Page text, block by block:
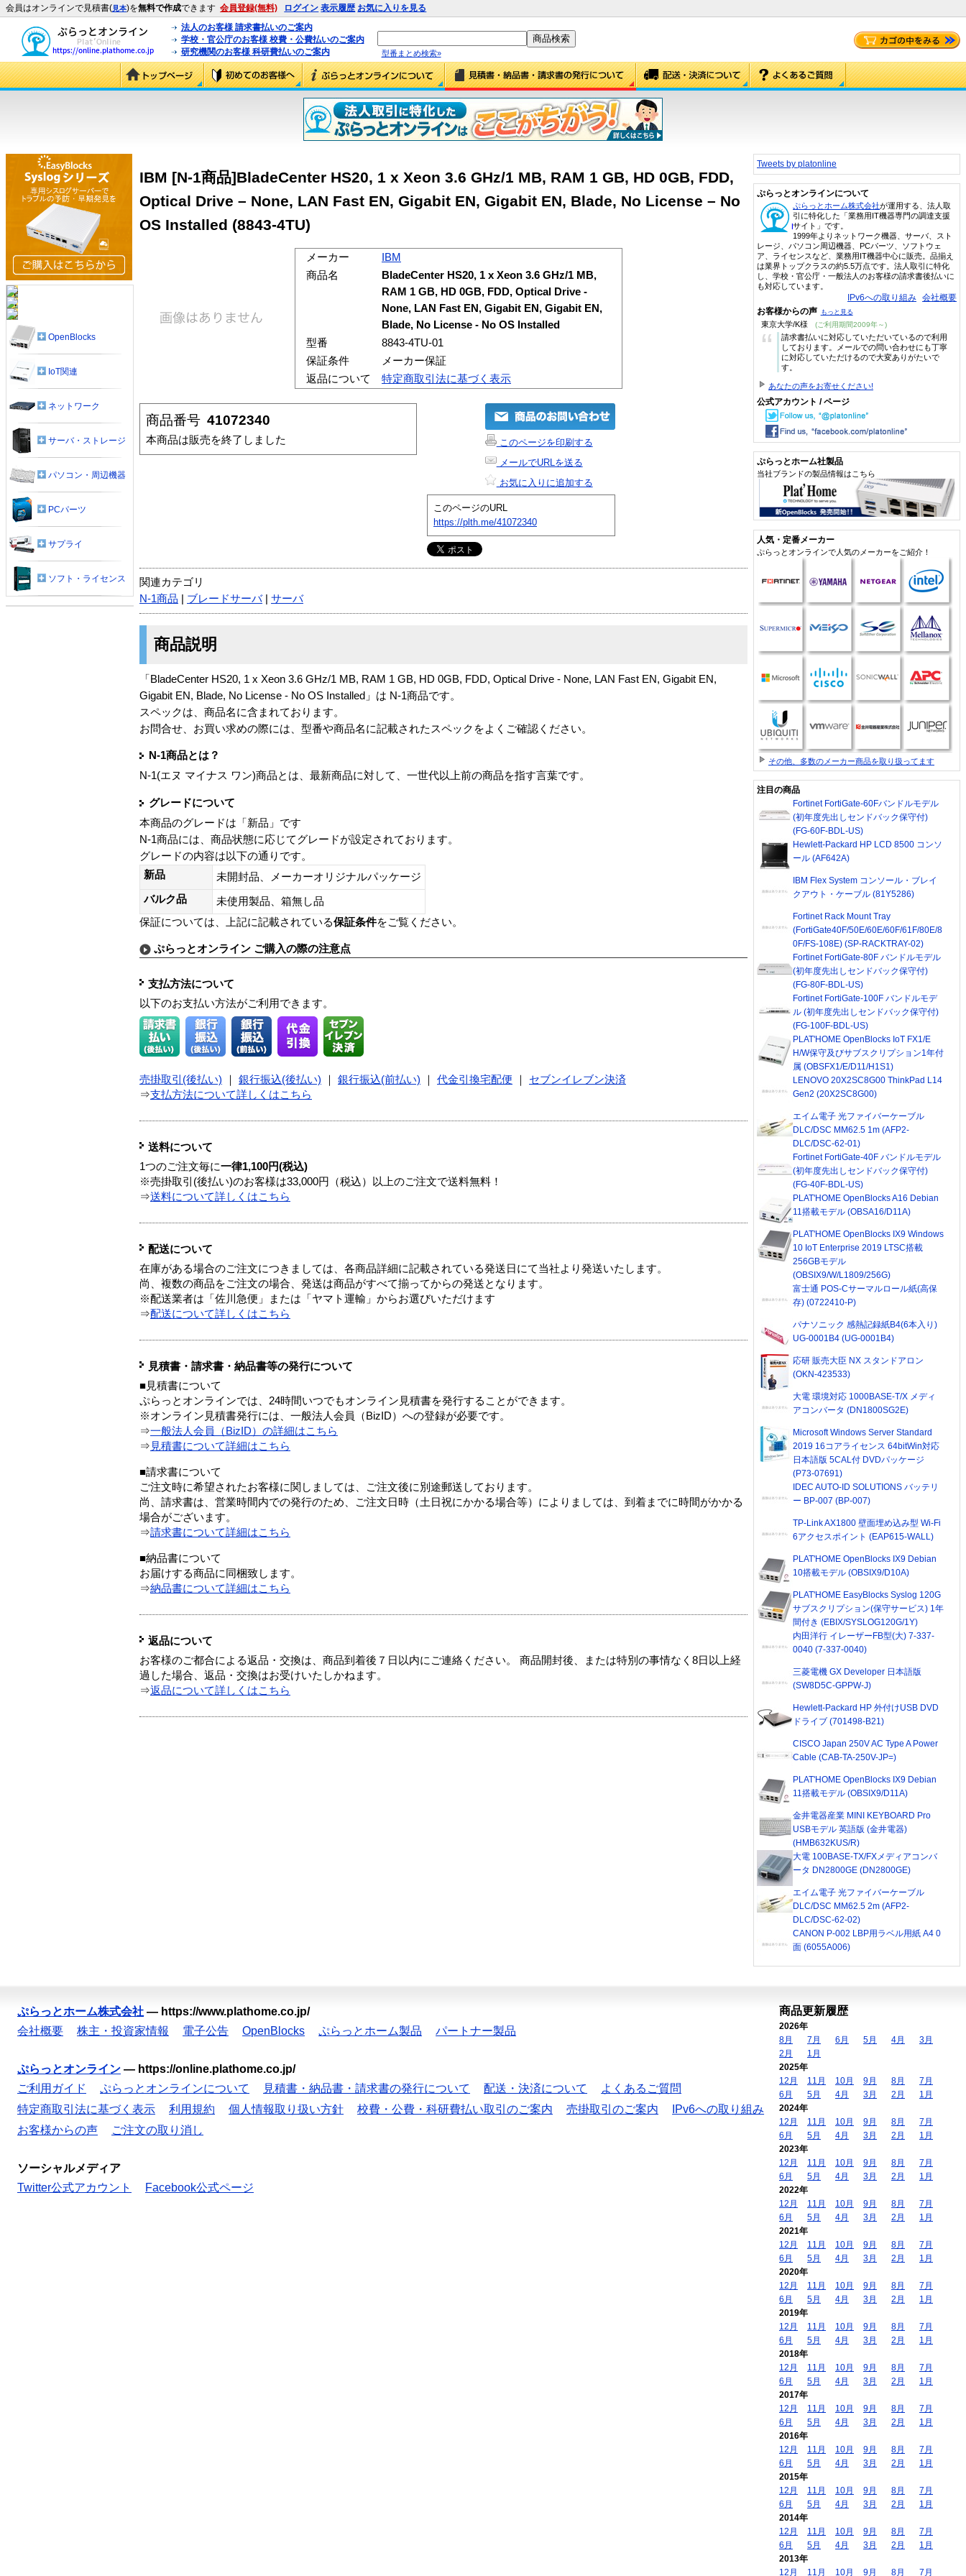
会員はオンラインで見積書(見本)を無料で作成できます 会員登録(無料) ログイン 表示履歴 お気に入りを見る
法人のお客様 請求書払いのご案内
学校・官公庁のお客様 校費・公費払いのご案内
研究機関のお客様 科研費払いのご案内
型番まとめ検索»
IBM [N-1商品]BladeCenter HS20, 1 x Xeon 3.6 GHz/1 MB, RAM 1 GB, HD 0GB, FDD,
Optical Drive – None, LAN Fast EN, Gigabit EN, Gigabit EN, Blade, No License – No
OS Installed (8843-4TU)
メーカー
IBM
商品名
BladeCenter HS20, 1 x Xeon 3.6 GHz/1 MB,
RAM 1 GB, HD 0GB, FDD, Optical Drive -
None, LAN Fast EN, Gigabit EN, Gigabit EN,
Blade, No License - No OS Installed
型番
8843-4TU-01
保証条件
メーカー保証
返品について
特定商取引法に基づく表示
商品番号 41072340
本商品は販売を終了しました
このページを印刷する
メールでURLを送る
お気に入りに追加する
このページのURL
https://plth.me/41072340
関連カテゴリ
N-1商品
ブレードサーバ| サーバ
商品説明
「BladeCenter HS20, 1 x Xeon 3.6 GHz/1 MB, RAM 1 GB, HD 0GB, FDD, Optical Drive - None, LAN Fast EN, Gigabit EN,
Gigabit EN, Blade, No License - No OS Installed」は N-1商品です。
スペックは、商品名に含まれております。
お問合せ、お買い求めの際には、型番や商品名に記載されたスペックをよくご確認ください。
N-1商品とは？
N-1(エヌ マイナス ワン)商品とは、最新商品に対して、一世代以上前の商品を指す言葉です。
グレードについて
本商品のグレードは「新品」です
N-1商品には、商品状態に応じてグレードが設定されております。
グレードの内容は以下の通りです。
新品
未開封品、メーカーオリジナルパッケージ
バルク品
未使用製品、箱無し品
保証については、上記に記載されている保証条件をご覧ください。
ぷらっとオンライン ご購入の際の注意点
支払方法について
以下のお支払い方法がご利用できます。
売掛取引(後払い) 銀行振込(後払い) 銀行振込(前払い) 代金引換宅配便
セブンイレブン決済
⇒支払方法について詳しくはこちら
送料について
1つのご注文毎に一律1,100円(税込)
※売掛取引(後払い)のお客様は33,000円（税込）以上のご注文で送料無料！
⇒送料について詳しくはこちら
配送について
在庫がある場合のご注文につきましては、各商品詳細に記載されている発送日にて当社より発送いたします。
尚、複数の商品をご注文の場合、発送は商品がすべて揃ってからの発送となります。
※配送業者は「佐川急便」または「ヤマト運輸」からお選びいただけます
⇒配送について詳しくはこちら
見積書・請求書・納品書等の発行について
■見積書について
ぷらっとオンラインでは、24時間いつでもオンライン見積書を発行することができます。
※オンライン見積書発行には、一般法人会員（BizID）への登録が必要です。
⇒一般法人会員（BizID）の詳細はこちら
⇒ 見積書について詳細はこちら
■請求書について
ご注文時に希望されたお客様に関しましては、ご注文後に別途郵送しております。
尚、請求書は、営業時間内での発行のため、ご注文日時（土日祝にかかる場合等）によりましては、到着までに時間がかかる
場合がございます。
⇒請求書について詳細はこちら
■納品書について
お届けする商品に同梱致します。
⇒納品書について詳細はこちら
返品について
お客様のご都合による返品・交換は、商品到着後７日以内にご連絡ください。 商品開封後、または特別の事情なく8日以上経
過した場合、返品・交換はお受けいたしかねます。
⇒返品について詳しくはこちら
OpenBlocks
IoT関連
ネットワーク
サーバ・ストレージ
パソコン・周辺機器
PCパーツ
サプライ
ソフト・ライセンス
Tweets by platonline
ぷらっとオンラインについて
ぷらっとホーム株式会社が運用する、法人取
引に特化した「業務用IT機器専門の調達支援
サイト」です。
1999年よりネットワーク機器、サーバ、スト
レージ、パソコン周辺機器、PCパーツ、ソフトウェ
ア、ライセンスなど、業務用IT機器中心に販売。品揃え
は業界トップクラスの約5.5万点です。法人取引に特化
し、学校・官公庁・一般法人のお客様の請求書後払いに
も対応しています。
IPv6への取り組み 会社概要
お客様からの声 もっと見る
東京大学/K様 (ご利用期間2009年～)
“
請求書払いに対応していただいているので利用
しております。メールでの問い合わせにも丁寧
に対応していただけるので大変ありがたいで
す。
あなたの声をお寄せください!
公式アカウント / ページ
ぷらっとホーム社製品
当社ブランドの製品情報はこちら
人気・定番メーカー
ぷらっとオンラインで人気のメーカーをご紹介！
その他、多数のメーカー商品を取り扱ってます
注目の商品
Fortinet FortiGate-60Fバンドルモデル
(初年度先出しセンドバック保守付)
(FG-60F-BDL-US)
Hewlett-Packard HP LCD 8500 コンソ
ール (AF642A)
IBM Flex System コンソール・ブレイ
クアウト・ケーブル (81Y5286)
Fortinet Rack Mount Tray
(FortiGate40F/50E/60E/60F/61F/80E/8
0F/FS-108E) (SP-RACKTRAY-02)
Fortinet FortiGate-80F バンドルモデル
(初年度先出しセンドバック保守付)
(FG-80F-BDL-US)
Fortinet FortiGate-100F バンドルモデ
ル (初年度先出しセンドバック保守付)
(FG-100F-BDL-US)
PLAT'HOME OpenBlocks IoT FX1/E
H/W保守及びサブスクリプション1年付
属 (OBSFX1/E/D11/H1S1)
LENOVO 20X2SC8G00 ThinkPad L14
Gen2 (20X2SC8G00)
エイム電子 光ファイバーケーブル
DLC/DSC MM62.5 1m (AFP2-
DLC/DSC-62-01)
Fortinet FortiGate-40F バンドルモデル
(初年度先出しセンドバック保守付)
(FG-40F-BDL-US)
PLAT'HOME OpenBlocks A16 Debian
11搭載モデル (OBSA16/D11A)
PLAT'HOME OpenBlocks IX9 Windows
10 IoT Enterprise 2019 LTSC搭載
256GBモデル
(OBSIX9/W/L1809/256G)
富士通 POS-Cサーマルロール紙(高保
存) (0722410-P)
パナソニック 感熱記録紙B4(6本入り)
UG-0001B4 (UG-0001B4)
応研 販売大臣 NX スタンドアロン
(OKN-423533)
大電 環境対応 1000BASE-T/X メディ
アコンバータ (DN1800SG2E)
Microsoft Windows Server Standard
2019 16コアライセンス 64bitWin対応
日本語版 5CAL付 DVDパッケージ
(P73-07691)
IDEC AUTO-ID SOLUTIONS バッテリ
ー BP-007 (BP-007)
TP-Link AX1800 壁面埋め込み型 Wi-Fi
6アクセスポイント (EAP615-WALL)
PLAT'HOME OpenBlocks IX9 Debian
10搭載モデル (OBSIX9/D10A)
PLAT'HOME EasyBlocks Syslog 120G
サブスクリプション(保守サービス) 1年
間付き (EBIX/SYSLOG120G/1Y)
内田洋行 イレーザーFB型(大) 7-337-
0040 (7-337-0040)
三菱電機 GX Developer 日本語版
(SW8D5C-GPPW-J)
Hewlett-Packard HP 外付けUSB DVD
ドライブ (701498-B21)
CISCO Japan 250V AC Type A Power
Cable (CAB-TA-250V-JP=)
PLAT'HOME OpenBlocks IX9 Debian
11搭載モデル (OBSIX9/D11A)
金井電器産業 MINI KEYBOARD Pro
USBモデル 英語版 (金井電器)
(HMB632KUS/R)
大電 100BASE-TX/FXメディアコンバ
ータ DN2800GE (DN2800GE)
エイム電子 光ファイバーケーブル
DLC/DSC MM62.5 2m (AFP2-
DLC/DSC-62-02)
CANON P-002 LBP用ラベル用紙 A4 0
面 (6055A006)
ぷらっとホーム株式会社 — https://www.plathome.co.jp/
会社概要
株主・投資家情報 電子公告 OpenBlocks ぷらっとホーム製品 パートナー製品
ぷらっとオンライン — https://online.plathome.co.jp/
ご利用ガイド
ぷらっとオンラインについて 見積書・納品書・請求書の発行について 配送・決済について
よくあるご質問
特定商取引法に基づく表示
利用規約 個人情報取り扱い方針 校費・公費・科研費払い取引のご案内 売掛取引のご案内
IPv6への取り組み
お客様からの声
ご注文の取り消し
ソーシャルメディア
Twitter公式アカウント
Facebook公式ページ
商品更新履歴
2026年
8月
7月 6月 5月 4月
3月
2月
1月
2025年
12月
11月 10月 9月 8月
7月
6月
5月 4月 3月 2月
1月
2024年
12月
11月 10月 9月 8月
7月
6月
5月 4月 3月 2月
1月
2023年
12月
11月 10月 9月 8月
7月
6月
5月 4月 3月 2月
1月
2022年
12月
11月 10月 9月 8月
7月
6月
5月 4月 3月 2月
1月
2021年
12月
11月 10月 9月 8月
7月
6月
5月 4月 3月 2月
1月
2020年
12月
11月 10月 9月 8月
7月
6月
5月 4月 3月 2月
1月
2019年
12月
11月 10月 9月 8月
7月
6月
5月 4月 3月 2月
1月
2018年
12月
11月 10月 9月 8月
7月
6月
5月 4月 3月 2月
1月
2017年
12月
11月 10月 9月 8月
7月
6月
5月 4月 3月 2月
1月
2016年
12月
11月 10月 9月 8月
7月
6月
5月 4月 3月 2月
1月
2015年
12月
11月 10月 9月 8月
7月
6月
5月 4月 3月 2月
1月
2014年
12月
11月 10月 9月 8月
7月
6月
5月 4月 3月 2月
1月
2013年
12月
11月 10月 9月 8月 7月